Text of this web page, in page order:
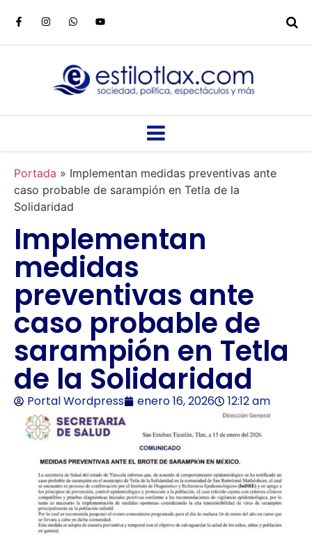
Portada » Implementan medidas preventivas ante
caso probable de sarampión en Tetla de la
Solidaridad
Implementan
medidas
preventivas ante
caso probable de
sarampión en Tetla
de la Solidaridad
Portal Wordpress enero 16, 2026 12:12 am